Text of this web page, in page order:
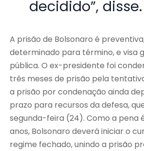
decidido”, disse.
A prisão de Bolsonaro é
determinado para término, e visa
pública. O ex-presidente foi
três meses de prisão pela
a prisão por condenação ainda
prazo para recursos da defesa,
segunda-feira (24). Como a pena
anos, Bolsonaro deverá iniciar o
regime fechado, unindo a prisão